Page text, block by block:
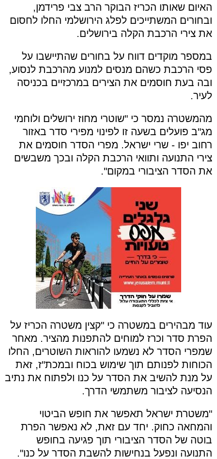
האיום שאותו הכריז הבוקר הרב צבי פרידמן,
ובחורים המשתייכים לפלג הירושלמי החלו לחסום
את צירי הרכבת הקלה בירושלים.
במספר מוקדים דווח על בחורים שהתיישבו על
פסי הרכבת כשהם מנסים למנוע מהרכבת לנסוע,
ובה בעת חוסמים את הצירים במרכזיים בכניסה
לעיר.
מהמשטרה נמסר כי "שוטרי מחוז ירושלים ולוחמי
מג"ב פועלים בשעה זו לפינוי מפירי סדר באזור
רחוב יפו - שרי ישראל. מפרי הסדר חוסמים את
צירי התנועה ותוואי הרכבת הקלה ובכך משבשים
את הסדר הציבורי במקום".
עוד מבהירים במשטרה כי "קצין משטרה הכריז על
הפרת סדר וכרז למוחים להתפנות מהציר. מאחר
שמפרי הסדר לא נשמעו להוראות השוטרים, החלו
הכוחות לפנותם תוך שימוש בכוח ובמכת"ז, זאת
על מנת להשיב את הסדר על כנו ולפתוח את נתיב
הנסיעה לציבור משתמשי הדרך.
"משטרת ישראל תאפשר את חופש הביטוי
והמחאה כחוק. יחד עם זאת, לא נאפשר הפרת
בוטה של הסדר הציבורי תוך פגיעה בחופש
התנועה ונפעל בנחישות להשבת הסדר על כנו".